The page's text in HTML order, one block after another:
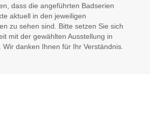
dass die angeführten Badserien
aktuell in den jeweiligen
zu sehen sind. Bitte setzen Sie sich
mit der gewählten Ausstellung in
Wir danken Ihnen für Ihr Verständnis.